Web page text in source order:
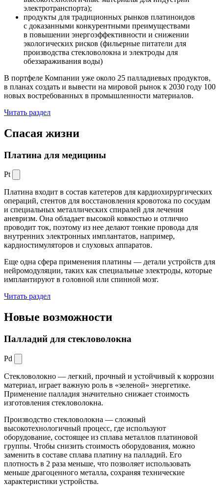
электротранспорта);
продукты для традиционных рынков платиноидов
с доказанными конкурентными преимуществами
в повышении энергоэффективности и снижении
экологических рисков (фильерные питатели для
производства стекловолокна и электроды для
обеззараживания воды)
В портфеле Компании уже около 25 палладиевых продуктов,
в планах создать и вывести на мировой рынок к 2030 году 100
новых востребованных в промышленности материалов.
Читать раздел
Спасая жизни
Платина для медицины
Pt
Платина входит в состав катетеров для кардиохирургических
операций, стентов для восстановления кровотока по сосудам
и специальных металлических спиралей для лечения
аневризм. Она обладает высокой ковкостью и отлично
проводит ток, поэтому из нее делают тонкие провода для
внутренних электронных имплантатов, например,
кардиостимуляторов и слуховых аппаратов.
Еще одна сфера применения платины — детали устройств для
нейромодуляции, таких как специальные электроды, которые
имплантируют в головной или спинной мозг.
Читать раздел
Новые возможности
Палладий для стекловолокна
Pd
Стекловолокно — легкий, прочный и устойчивый к коррозии
материал, играет важную роль в «зеленой» энергетике.
Применение палладия значительно снижает стоимость
изготовления стекловолокна.
Производство стекловолокна — сложный
высокотехнологичный процесс, где используют
оборудование, состоящее из сплава металлов платиновой
группы. Чтобы снизить стоимость оборудования, можно
заменить в составе сплава платину на палладий. Его
плотность в 2 раза меньше, что позволяет использовать
меньше драгоценного металла, сохраняя технические
характеристики устройства.